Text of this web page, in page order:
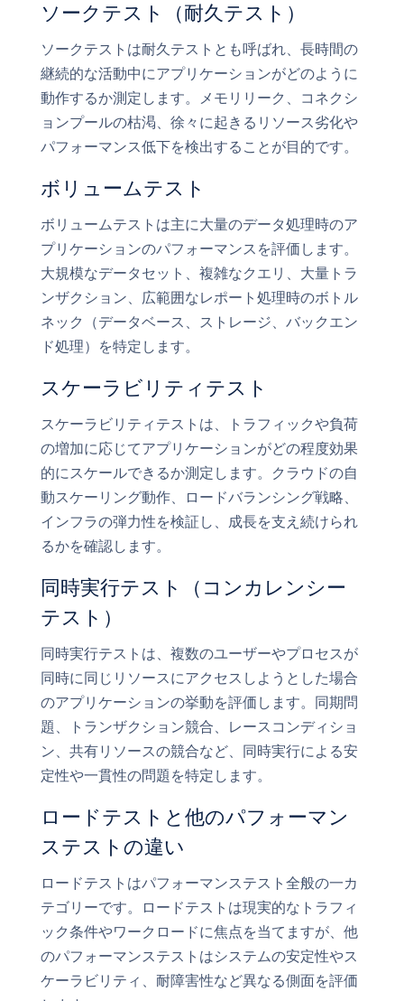
ソークテスト（耐久テスト）
ソークテストは耐久テストとも呼ばれ、長時間の
継続的な活動中にアプリケーションがどのように
動作するか測定します。メモリリーク、コネクシ
ョンプールの枯渇、徐々に起きるリソース劣化や
パフォーマンス低下を検出することが目的です。
ボリュームテスト
ボリュームテストは主に大量のデータ処理時のア
プリケーションのパフォーマンスを評価します。
大規模なデータセット、複雑なクエリ、大量トラ
ンザクション、広範囲なレポート処理時のボトル
ネック（データベース、ストレージ、バックエン
ド処理）を特定します。
スケーラビリティテスト
スケーラビリティテストは、トラフィックや負荷
の増加に応じてアプリケーションがどの程度効果
的にスケールできるか測定します。クラウドの自
動スケーリング動作、ロードバランシング戦略、
インフラの弾力性を検証し、成長を支え続けられ
るかを確認します。
同時実行テスト（コンカレンシー
テスト）
同時実行テストは、複数のユーザーやプロセスが
同時に同じリソースにアクセスしようとした場合
のアプリケーションの挙動を評価します。同期問
題、トランザクション競合、レースコンディショ
ン、共有リソースの競合など、同時実行による安
定性や一貫性の問題を特定します。
ロードテストと他のパフォーマン
ステストの違い
ロードテストはパフォーマンステスト全般の一カ
テゴリーです。ロードテストは現実的なトラフィ
ック条件やワークロードに焦点を当てますが、他
のパフォーマンステストはシステムの安定性やス
ケーラビリティ、耐障害性など異なる側面を評価